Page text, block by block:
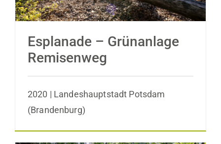
Esplanade – Grünanlage
Remisenweg
2020 | Landeshauptstadt Potsdam
(Brandenburg)